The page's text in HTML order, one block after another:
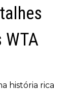
história rica